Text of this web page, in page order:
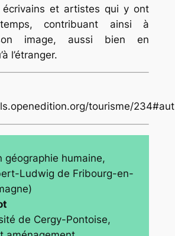
écrivains et artistes qui y ont
contribuant ainsi à
image, aussi bien en
l’étranger.
tourisme/
géographie humaine,
Ludwig de Fribourg-en-
de Cergy-Pontoise,